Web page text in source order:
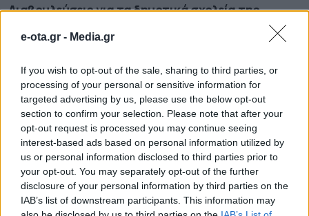
e-ota.gr - Media.gr
If you wish to opt-out of the sale, sharing to third parties, or
processing of your personal or sensitive information for
targeted advertising by us, please use the below opt-out
section to confirm your selection. Please note that after your
opt-out request is processed you may continue seeing
interest-based ads based on personal information utilized by
us or personal information disclosed to third parties prior to
your opt-out. You may separately opt-out of the further
disclosure of your personal information by third parties on the
IAB’s list of downstream participants. This information may
Διαβουλεύσεις για τα δημοτικά σχολεία της
08.08.2026 - 12.24